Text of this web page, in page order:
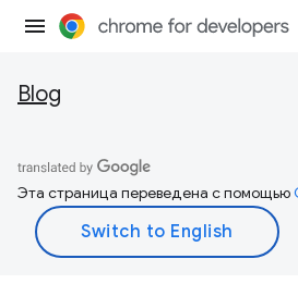
Blog
Эта страница переведена с помощью